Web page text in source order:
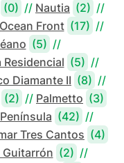
(0) // Nautia (2) //
Ocean Front (17) //
(5) //
Residencial (5) //
Diamante II (8) //
(2) // Palmetto (3)
Península (42) //
Tres Cantos (4)
Guitarrón (2) //